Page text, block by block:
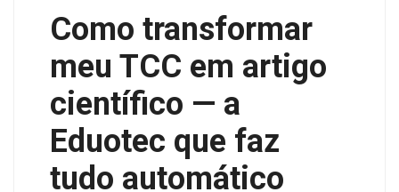
Como transformar
meu TCC em artigo
científico — a
Eduotec que faz
tudo automático